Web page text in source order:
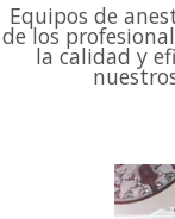
Equipos de
de los
la calidad y